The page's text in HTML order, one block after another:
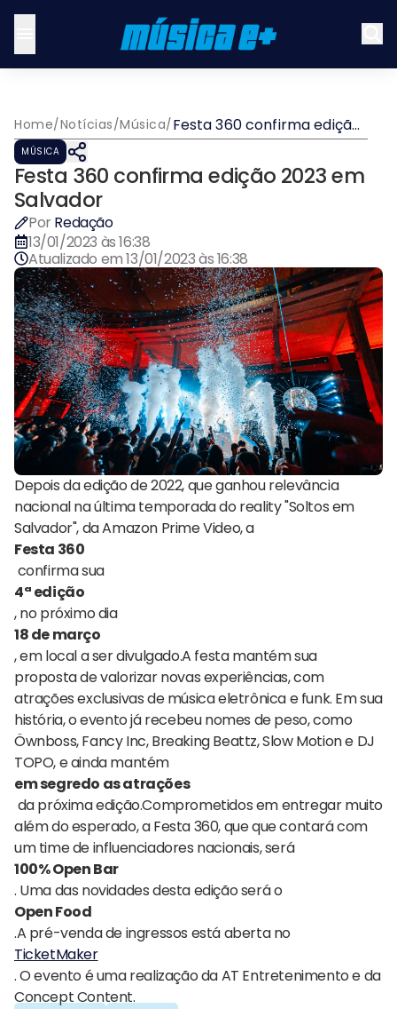
Home/Notícias/Música/Festa 360 confirma edição
2023 em Salvador
MÚSICA
Festa 360 confirma edição 2023 em
Salvador
Por Redação
13/01/2023 às 16:38
Atualizado em13/01/2023 às 16:38
Depois da edição de 2022, que ganhou relevância
nacional na última temporada do reality "Soltos em
Salvador", da Amazon Prime Video, a
Festa 360
confirma sua
4ª edição
, no próximo dia
18 de março
, em local a ser divulgado.A festa mantém sua
proposta de valorizar novas experiências, com
atrações exclusivas de música eletrônica e funk. Em sua
história, o evento já recebeu nomes de peso, como
Öwnboss, Fancy Inc, Breaking Beattz, Slow Motion e DJ
TOPO, e ainda mantém
em segredo as atrações
da próxima edição.Comprometidos em entregar muito
além do esperado, a Festa 360, que que contará com
um time de influenciadores nacionais, será
100% Open Bar
. Uma das novidades desta edição será o
Open Food
.A pré-venda de ingressos está aberta no
TicketMaker
. O evento é uma realização da AT Entretenimento e da
Concept Content.